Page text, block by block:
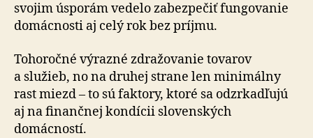
svojim úsporám vedelo za­bez­pe­čiť fun­go­vanie
domácnosti aj celý rok bez príjmu.
Tohoročné výrazné zdražovanie tovarov
a služieb, no na druhej strane len minimálny
rast miezd – to sú faktory, ktoré sa odzr­kad­ľujú
aj na fi­nan­čnej kon­dícii slo­ven­ských
domácností.